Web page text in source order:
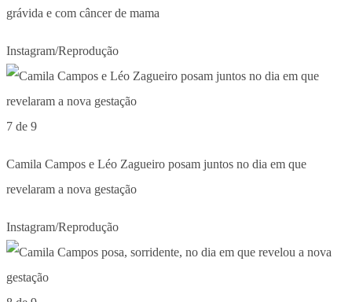
grávida e com câncer de mama
Instagram/Reprodução
7 de 9
Camila Campos e Léo Zagueiro posam juntos no dia em que
revelaram a nova gestação
Instagram/Reprodução